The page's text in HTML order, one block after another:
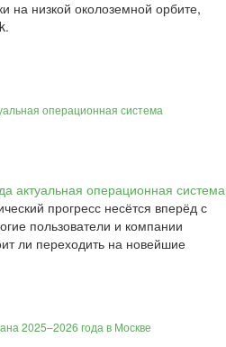
на низкой околоземной орбите,
операционная система
прогресс несётся вперёд с
пользователи и компании
ли переходить на новейшие
2025–2026 года в Москве